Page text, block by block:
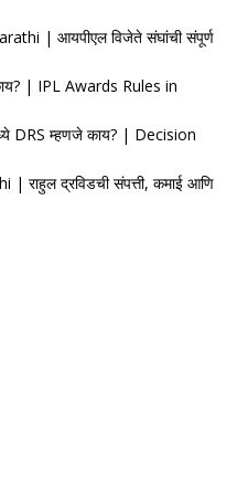
| आयपीएल विजेते संघांची संपूर्ण
| IPL Awards Rules in
DRS म्हणजे काय? | Decision
द्रविडची संपत्ती, कमाई आणि